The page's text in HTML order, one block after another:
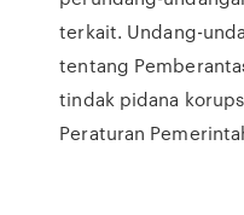
terkait. Undang-
tentang
tindak pidana
Peraturan